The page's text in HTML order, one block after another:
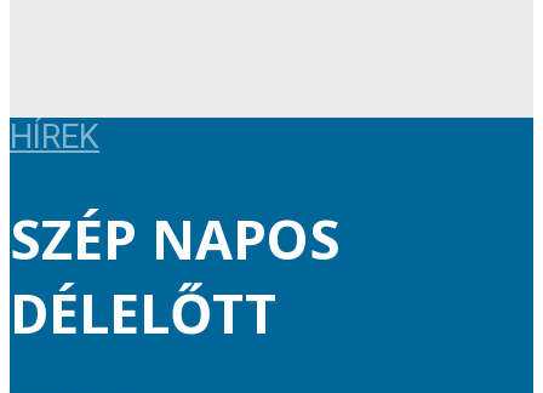
HÍREK
SZÉP NAPOS
DÉLELŐTT